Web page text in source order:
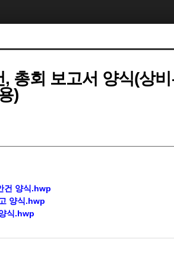
총회 보고서 양식(상
)
건 양식.hwp
양식.hwp
식.hwp